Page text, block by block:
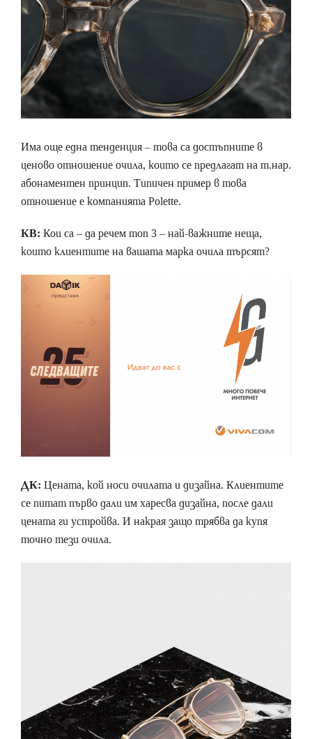
Има още една тенденция – това са достъпните в
ценово отношение очила, които се предлагат на т.нар.
абонаментен принцип. Типичен пример в това
отношение е компанията Polette.
КВ: Кои са – да речем топ 3 – най-важните неща,
които клиентите на вашата марка очила търсят?
ДК: Цената, кой носи очилата и дизайна. Клиентите
се питат първо дали им харесва дизайна, после дали
цената ги устройва. И накрая защо трябва да купя
точно тези очила.